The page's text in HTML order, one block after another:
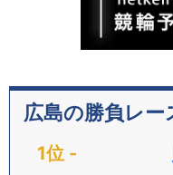
広島の勝負レー